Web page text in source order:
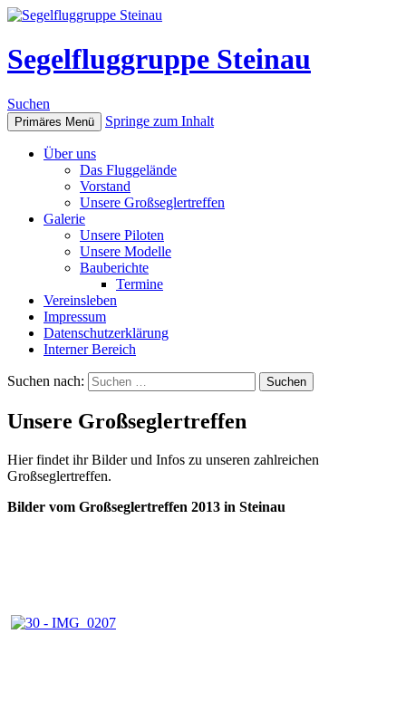
Segelfluggruppe Steinau
Suchen
Primäres Menü Springe zum Inhalt
Über uns
Das Fluggelände
Vorstand
Unsere Großseglertreffen
Galerie
Unsere Piloten
Unsere Modelle
Bauberichte
Termine
Vereinsleben
Impressum
Datenschutzerklärung
Interner Bereich
Suchen nach:
Unsere Großseglertreffen
Hier findet ihr Bilder und Infos zu unseren zahlreichen
Großseglertreffen.
Bilder vom Großseglertreffen 2013 in Steinau